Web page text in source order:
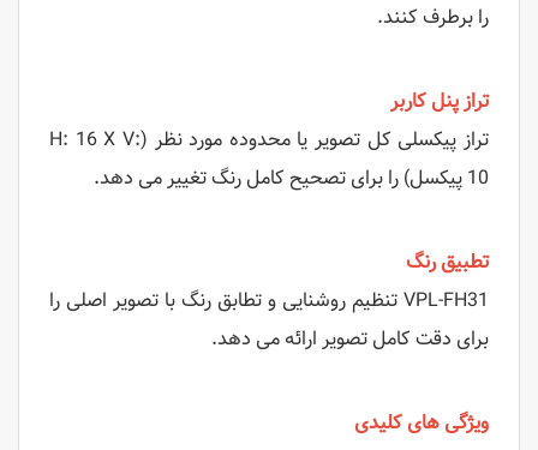
را برطرف کنند.
تراز پنل کاربر
تراز پیکسلی کل تصویر یا محدوده مورد نظر (H: 16 X V:
10 پیکسل) را برای تصحیح کامل رنگ تغییر می دهد.
تطبیق رنگ
VPL-FH31 تنظیم روشنایی و تطابق رنگ با تصویر اصلی را
برای دقت کامل تصویر ارائه می دهد.
ویژگی های کلیدی